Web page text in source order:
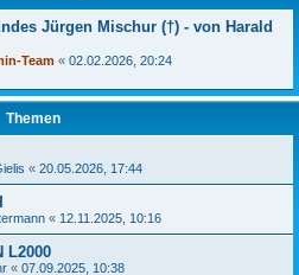
Jürgen Mischur (†) - von Harald
Team « 02.02.2026, 20:24
Themen
« 20.05.2026, 17:44
« 12.11.2025, 10:16
L2000
« 07.09.2025, 10:38